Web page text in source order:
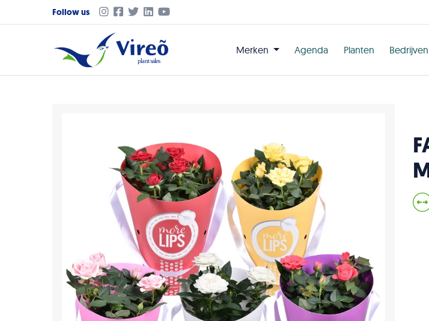
Follow us
Merken Agenda Planten Bedrijven